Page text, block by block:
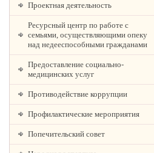
Проектная деятельность
Ресурсный центр по работе с
семьями, осуществляющими опеку
над недееспособными гражданами
Предоставление социально-
медицинских услуг
Противодействие коррупции
Профилактические мероприятия
Попечительский совет